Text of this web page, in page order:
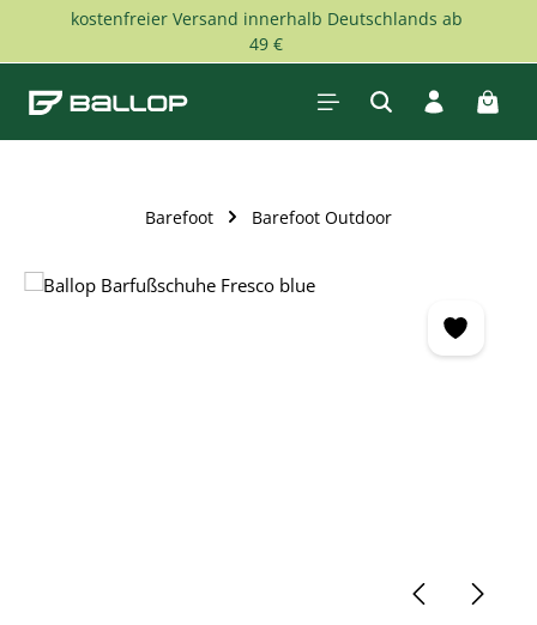
Zum Hauptinhalt springen
kostenfreier Versand innerhalb Deutschlands ab
49 €
Barefoot Barefoot Outdoor
Bildergalerie überspringen